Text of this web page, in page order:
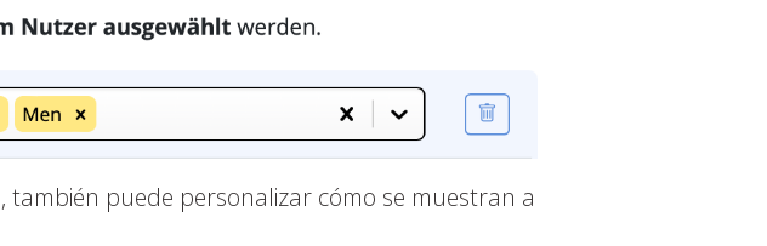
también puede personalizar cómo se muestran a